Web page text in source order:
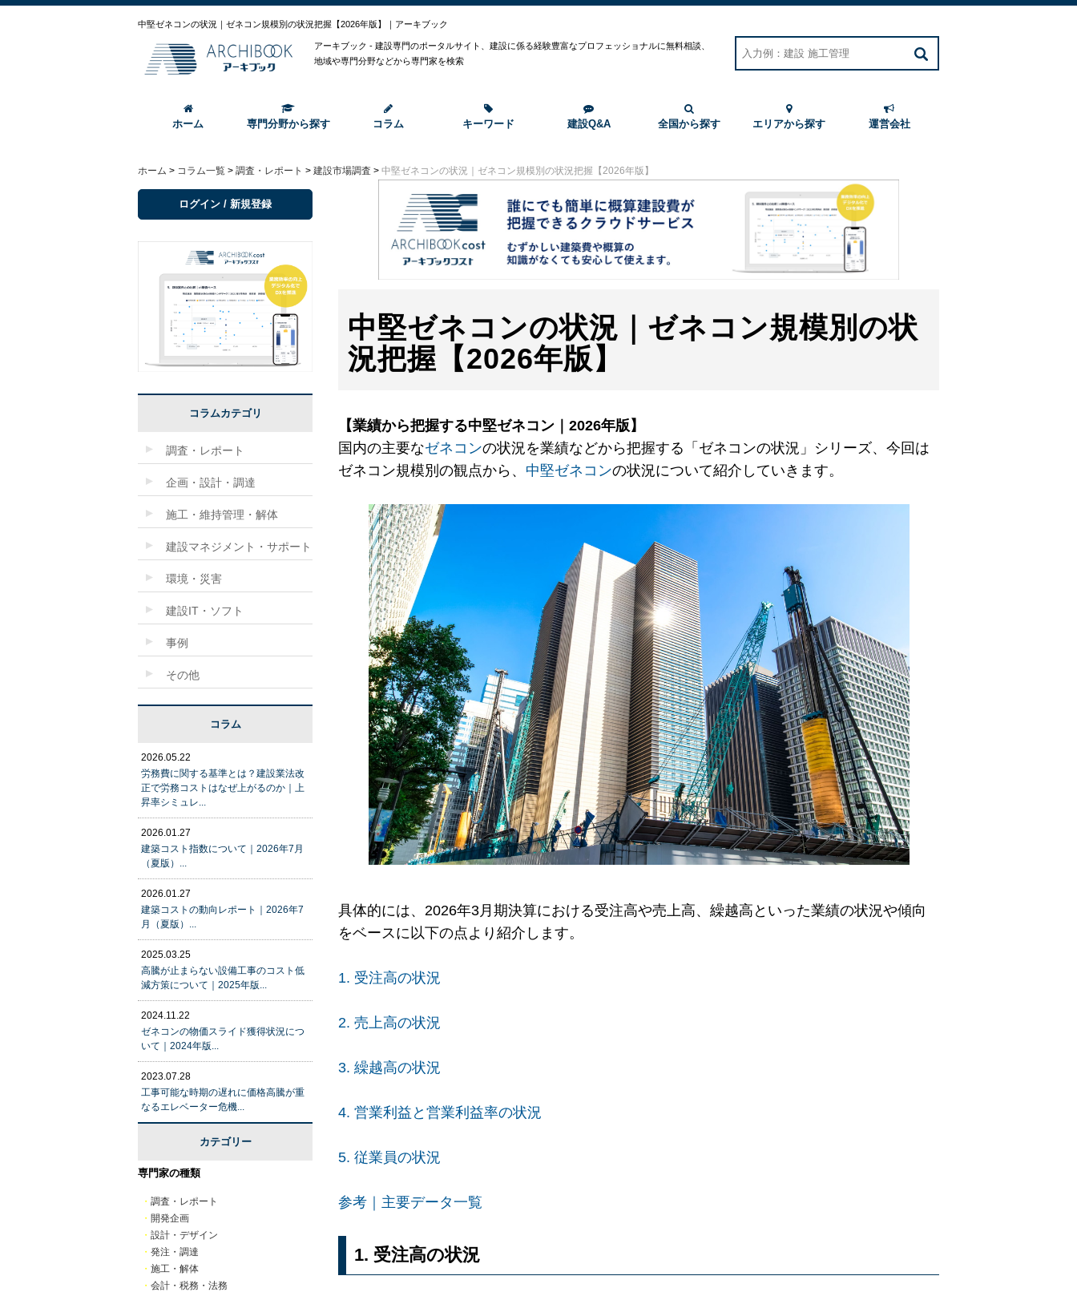
中堅ゼネコンの状況｜ゼネコン規模別の状況把握【2026年版】｜アーキブック
アーキブック - 建設専門のポータルサイト、建設に係る経験豊富なプロフェッショナルに無料相談、
地域や専門分野などから専門家を検索
ホーム 専門分野から探す コラム キーワード 建設Q&A 全国から探す エリアから探す 運営会社
ホーム > コラム一覧 > 調査・レポート > 建設市場調査 > 中堅ゼネコンの状況｜ゼネコン規模別の状況把握【2026年版】
中堅ゼネコンの状況｜ゼネコン規模別の状
況把握【2026年版】
【業績から把握する中堅ゼネコン｜2026年版】
国内の主要なゼネコンの状況を業績などから把握する「ゼネコンの状況」シリーズ、今回は
ゼネコン規模別の観点から、 中堅ゼネコンの状況について紹介していきます。
具体的には、2026年3月期決算における受注高や売上高、繰越高といった業績の状況や傾向
をベースに以下の点より紹介します。
1. 受注高の状況
2. 売上高の状況
3. 繰越高の状況
4. 営業利益と営業利益率の状況
5. 従業員の状況
参考｜主要データ一覧
1. 受注高の状況
ログイン / 新規登録
コラムカテゴリ
調査・レポート
企画・設計・調達
施工・維持管理・解体
建設マネジメント・サポート
環境・災害
建設IT・ソフト
事例
その他
コラム
2026.05.22
労務費に関する基準とは？建設業法改
正で労務コストはなぜ上がるのか｜上
昇率シミュレ...
2026.01.27
建築コスト指数について｜2026年7月
（夏版）...
2026.01.27
建築コストの動向レポート｜2026年7
月（夏版）...
2025.03.25
高騰が止まらない設備工事のコスト低
減方策について｜2025年版...
2024.11.22
ゼネコンの物価スライド獲得状況につ
いて｜2024年版...
2023.07.28
工事可能な時期の遅れに価格高騰が重
なるエレベーター危機...
カテゴリー
専門家の種類
・ 調査・レポート
・ 開発企画
・ 設計・デザイン
・ 発注・調達
・ 施工・解体
・ 会計・税務・法務